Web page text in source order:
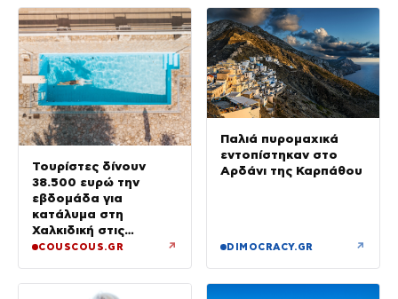
Τουρίστες δίνουν
38.500 ευρώ την
εβδομάδα για
κατάλυμα στη
Χαλκιδική στις
διακοπές χλιδής στην
COUSCOUS.GR ↗
Παλιά πυρομαχικά
εντοπίστηκαν στο
Αρδάνι της Καρπάθου
DIMOCRACY.GR ↗